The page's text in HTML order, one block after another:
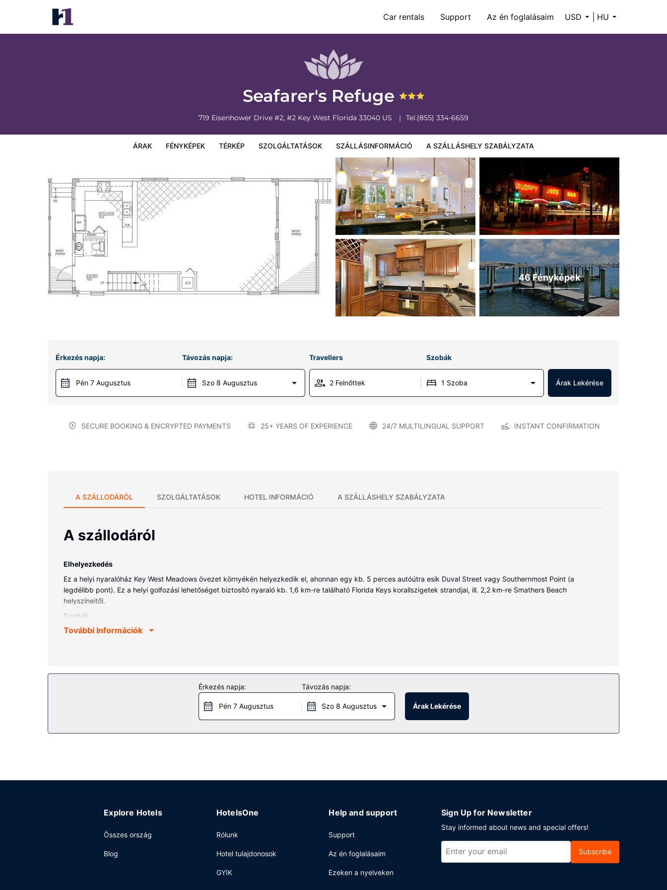
Car rentals Support Az én foglalásaim USD HU
Seafarer's Refuge
719 Eisenhower Drive #2, #2 Key West Florida 33040 US Tel.(855) 334-6659
ÁRAK FÉNYKÉPEK TÉRKÉP SZOLGÁLTATÁSOK SZÁLLÁSINFORMÁCIÓ A SZÁLLÁSHELY SZABÁLYZATA
Seafarer's Refuge
Árak Fényképek
46 Fényképek
Érkezés napja:
Pén 7 Augusztus
Távozás napja:
Szo 8 Augusztus
Travellers Szobák
2 Felnőttek 1 Szoba Árak Lekérése
SECURE BOOKING & ENCRYPTED PAYMENTS 25+ YEARS OF EXPERIENCE 24/7 MULTILINGUAL SUPPORT INSTANT CONFIRMATION
A SZÁLLODÁRÓL SZOLGÁLTATÁSOK HOTEL INFORMÁCIÓ A SZÁLLÁSHELY SZABÁLYZATA
A szállodáról
Elhelyezkedés
Ez a helyi nyaralóház Key West Meadows övezet környékén helyezkedik el, ahonnan egy kb. 5 perces autóútra esik Duval Street vagy Southernmost Point (a
legdélibb pont). Ez a helyi golfozási lehetőséget biztosító nyaraló kb. 1,6 km-re található Florida Keys korallszigetek strandjai, ill. 2,2 km-re Smathers Beach
helyszíneitől.
Szobák
Helyezze magát kényelembe a(z) privát nyaraló vendégeként.
Az autóval érkező vendégek számára ingyenes egyéni parkolás biztosított a helyszínen.
További Információk
Érkezés napja:
Pén 7 Augusztus
Távozás napja:
Szo 8 Augusztus Árak Lekérése
Explore Hotels
Összes ország
Blog
HotelsOne
Rólunk
Hotel tulajdonosok
GYIK
Help and support
Support
Az én foglalásaim
Ezeken a nyelveken
Sign Up for Newsletter
Stay informed about news and special offers!
Subscribe